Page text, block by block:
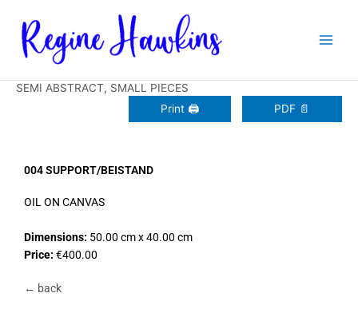
Inhalt
springen
SEMI ABSTRACT, SMALL PIECES
Print 🖨
PDF 📄
004 SUPPORT/BEISTAND
OIL ON CANVAS
Dimensions: 50.00 cm x 40.00 cm
Price: €400.00
← back